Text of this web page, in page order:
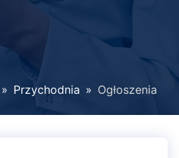
» Przychodnia » Ogłoszenia